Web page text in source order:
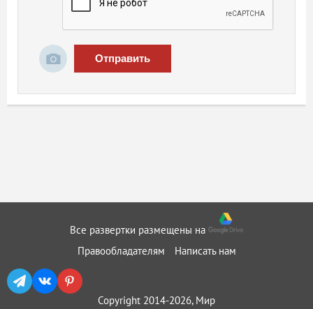
Отправить
Все развертки размещены на
Правообладателям
Написать нам
Copyright 2014-2026, Мир